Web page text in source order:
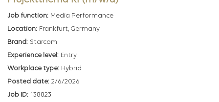
Media Performance
Frankfurt, Germany
Starcom
Entry
Hybrid
2/6/2026
138823